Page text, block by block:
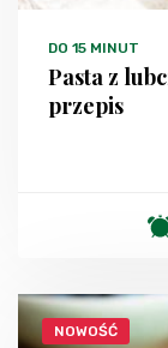
DO 15 MINUT
Pasta z
przepis
NOWOŚĆ